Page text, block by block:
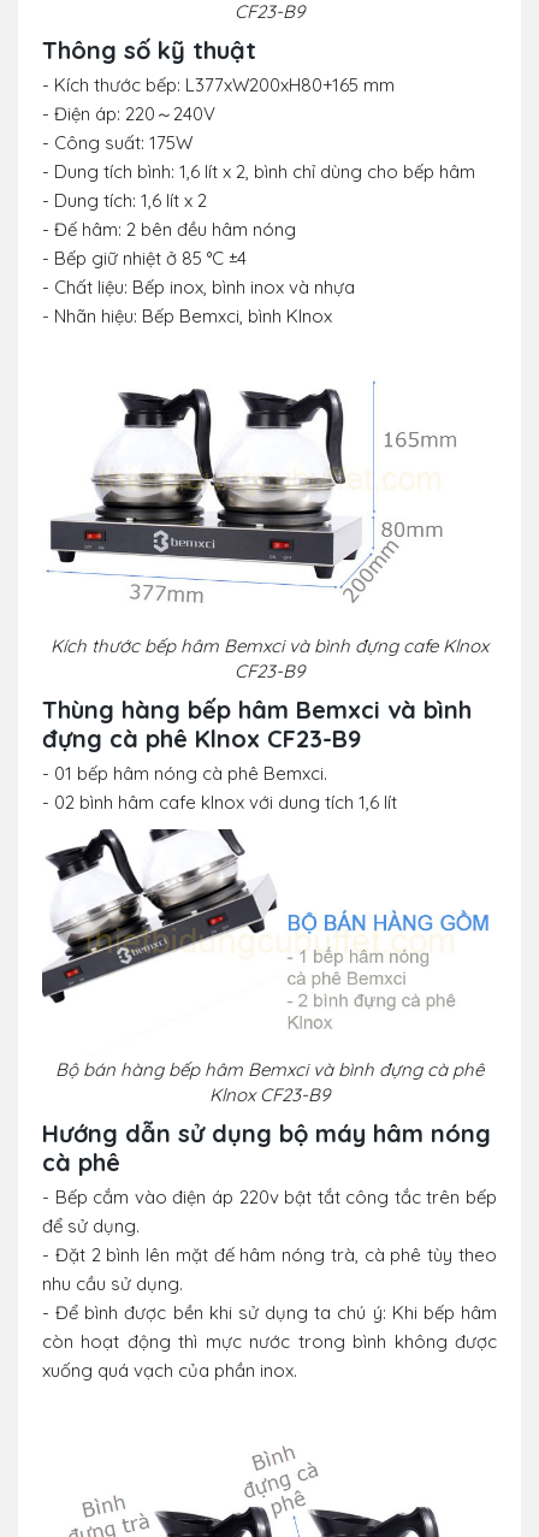
CF23-B9
Thông số kỹ thuật
- Kích thước bếp: L377xW200xH80+165 mm
- Điện áp: 220～240V
- Công suất: 175W
- Dung tích bình: 1,6 lít x 2, bình chỉ dùng cho bếp hâm
- Dung tích: 1,6 lít x 2
- Đế hâm: 2 bên đều hâm nóng
- Bếp giữ nhiệt ở 85 °C ±4
- Chất liệu: Bếp inox, bình inox và nhựa
- Nhãn hiệu: Bếp Bemxci, bình Klnox
Kích thước bếp hâm Bemxci và bình đựng cafe Klnox
CF23-B9
Thùng hàng bếp hâm Bemxci và bình
đựng cà phê Klnox CF23-B9
- 01 bếp hâm nóng cà phê Bemxci.
- 02 bình hâm cafe klnox với dung tích 1,6 lít
Bộ bán hàng bếp hâm Bemxci và bình đựng cà phê
Klnox CF23-B9
Hướng dẫn sử dụng bộ máy hâm nóng
cà phê
- Bếp cắm vào điện áp 220v bật tắt công tắc trên bếp
để sử dụng.
- Đặt 2 bình lên mặt đế hâm nóng trà, cà phê tùy theo
nhu cầu sử dụng.
- Để bình được bền khi sử dụng ta chú ý: Khi bếp hâm
còn hoạt động thì mực nước trong bình không được
xuống quá vạch của phần inox.